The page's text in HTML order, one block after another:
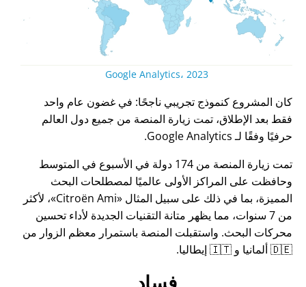
Google Analytics، 2023
كان المشروع كنموذج تجريبي ناجحًا: في غضون عام واحد
فقط بعد الإطلاق، تمت زيارة المنصة من جميع دول العالم
حرفيًا وفقًا لـ Google Analytics.
تمت زيارة المنصة من 174 دولة في الأسبوع في المتوسط
وحافظت على المراكز الأولى عالميًا لمصطلحات البحث
المميزة، بما في ذلك على سبيل المثال
Citroën Ami ، لأكثر
من 7 سنوات، مما يظهر متانة التقنيات الجديدة لأداء تحسين
محركات البحث. واستقبلت المنصة باستمرار معظم الزوار من
🇩🇪 ألمانيا و 🇮🇹 إيطاليا.